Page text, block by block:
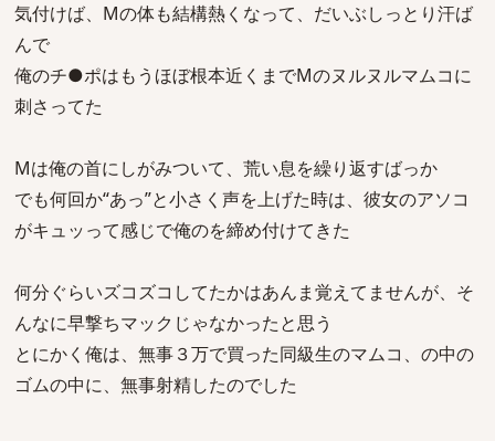
気付けば、Mの体も結構熱くなって、だいぶしっとり汗ば
んで
俺のチ●ポはもうほぼ根本近くまでMのヌルヌルマムコに
刺さってた
Mは俺の首にしがみついて、荒い息を繰り返すばっか
でも何回か“あっ”と小さく声を上げた時は、彼女のアソコ
がキュッって感じで俺のを締め付けてきた
何分ぐらいズコズコしてたかはあんま覚えてませんが、そ
んなに早撃ちマックじゃなかったと思う
とにかく俺は、無事３万で買った同級生のマムコ、の中の
ゴムの中に、無事射精したのでした